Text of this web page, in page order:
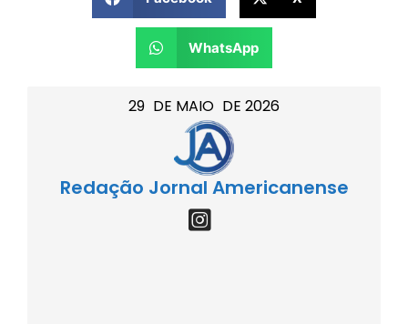
29 DE MAIO DE 2026
Redação Jornal Americanense
WhatsApp